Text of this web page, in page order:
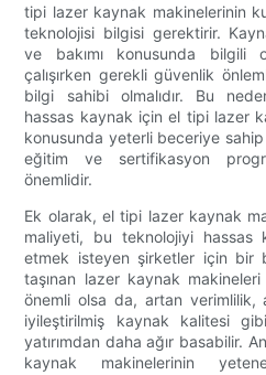
tipi lazer kaynak makinelerinin
teknolojisi bilgisi gerektirir.
ve bakımı konusunda bilgili
çalışırken gerekli güvenlik
bilgi sahibi olmalıdır. Bu
hassas kaynak için el tipi lazer
konusunda yeterli beceriye sahip
eğitim ve sertifikasyon
önemlidir.
Ek olarak, el tipi lazer kaynak
maliyeti, bu teknolojiyi hassas
etmek isteyen şirketler için bir
taşınan lazer kaynak
önemli olsa da, artan verimlilik,
iyileştirilmiş kaynak kalitesi
yatırımdan daha ağır basabilir.
kaynak makinelerinin